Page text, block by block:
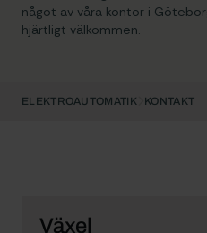
något av våra kontor i
hjärtligt välkommen.
ELEKTROAUTOMATIK KONTAKT
Växel